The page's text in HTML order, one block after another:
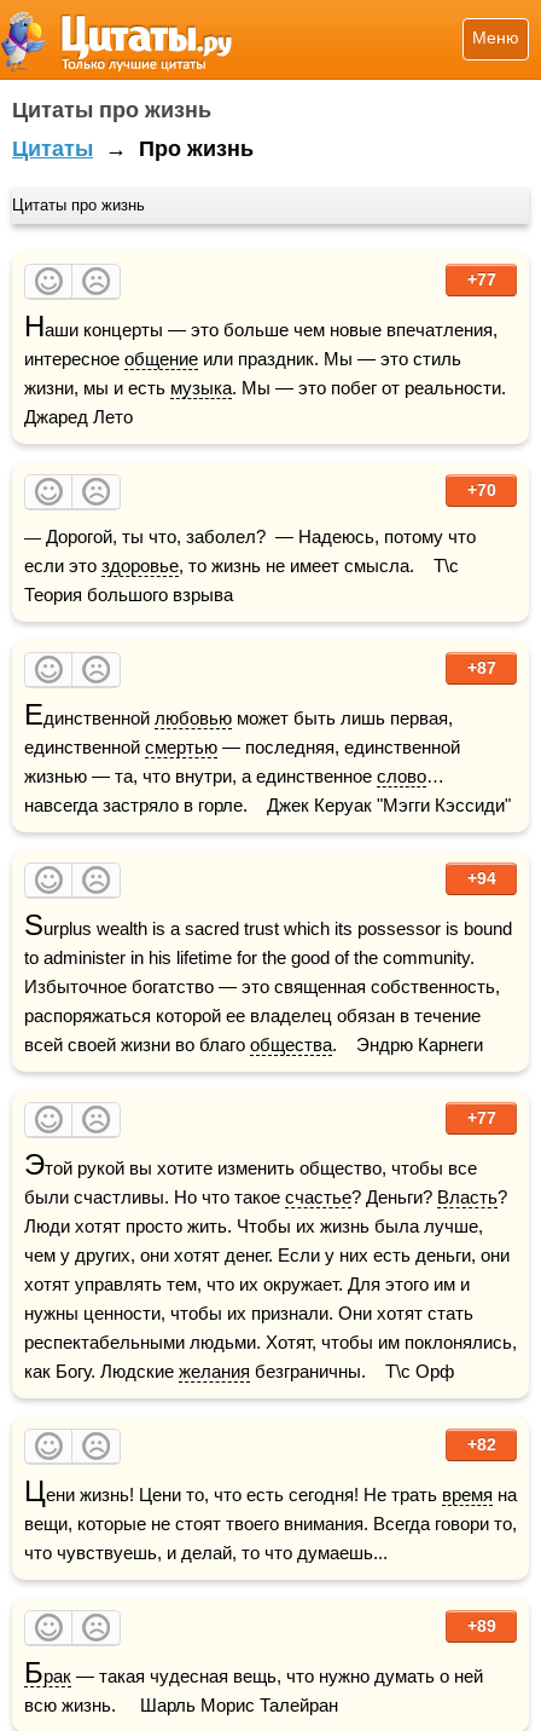
Меню
Цитаты про жизнь
Цитаты → Про жизнь
Цитаты про жизнь
+77
Наши концерты — это больше чем новые впечатления,
интересное общение или праздник. Мы — это стиль
жизни, мы и есть музыка. Мы — это побег от реальности.
Джаред Лето
+70
— Дорогой, ты что, заболел?  — Надеюсь, потому что
если это здоровье, то жизнь не имеет смысла.    Т\с
Теория большого взрыва
+87
Единственной любовью может быть лишь первая,
единственной смертью — последняя, единственной
жизнью — та, что внутри, а единственное слово…
навсегда застряло в горле.    Джек Керуак "Мэгги Кэссиди"
+94
Surplus wealth is a sacred trust which its possessor is bound
to administer in his lifetime for the good of the community.
Избыточное богатство — это священная собственность,
распоряжаться которой ее владелец обязан в течение
всей своей жизни во благо общества.    Эндрю Карнеги
+77
Этой рукой вы хотите изменить общество, чтобы все
были счастливы. Но что такое счастье? Деньги? Власть?
Люди хотят просто жить. Чтобы их жизнь была лучше,
чем у других, они хотят денег. Если у них есть деньги, они
хотят управлять тем, что их окружает. Для этого им и
нужны ценности, чтобы их признали. Они хотят стать
респектабельными людьми. Хотят, чтобы им поклонялись,
как Богу. Людские желания безграничны.    Т\с Орф
+82
Цени жизнь! Цени то, что есть сегодня! Не трать время на
вещи, которые не стоят твоего внимания. Всегда говори то,
что чувствуешь, и делай, то что думаешь...
+89
Брак — такая чудесная вещь, что нужно думать о ней
всю жизнь.     Шарль Морис Талейран